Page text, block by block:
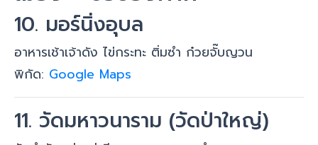
10. มอร์นิ่งอุบล
อาหารเช้าเจ้าดัง ไข่กระทะ ติ่มซำ ก๋วยจั๊บญวน
พิกัด: Google Maps
11. วัดมหาวนาราม (วัดป่าใหญ่)